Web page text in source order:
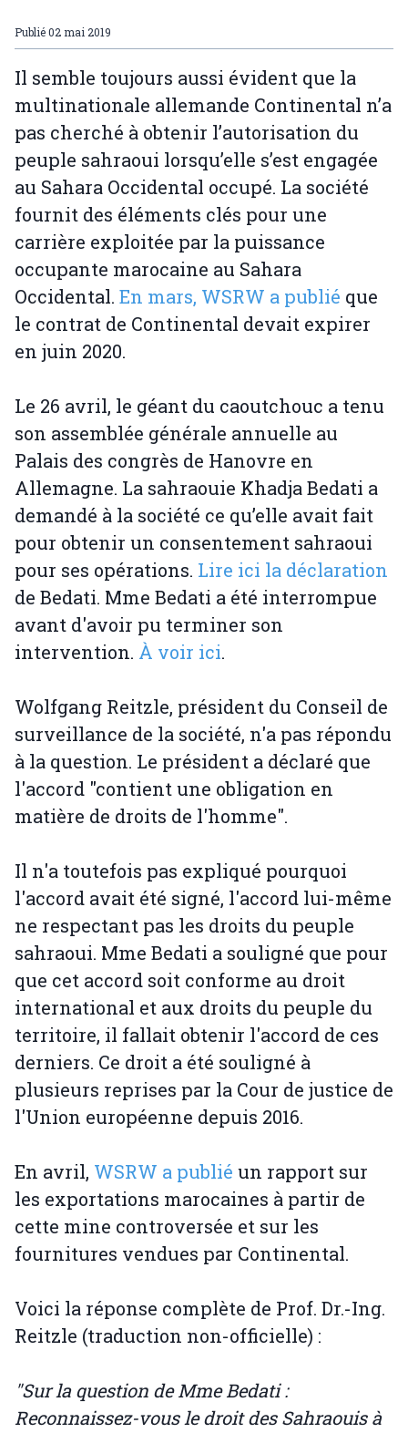
Publié02 mai 2019
Il semble toujours aussi évident que la
multinationale allemande Continental n’a
pas cherché à obtenir l’autorisation du
peuple sahraoui lorsqu’elle s’est engagée
au Sahara Occidental occupé. La société
fournit des éléments clés pour une
carrière exploitée par la puissance
occupante marocaine au Sahara
Occidental. En mars, WSRW a publié que
le contrat de Continental devait expirer
en juin 2020.
Le 26 avril, le géant du caoutchouc a tenu
son assemblée générale annuelle au
Palais des congrès de Hanovre en
Allemagne. La sahraouie Khadja Bedati a
demandé à la société ce qu’elle avait fait
pour obtenir un consentement sahraoui
pour ses opérations. Lire ici la déclaration
de Bedati. Mme Bedati a été interrompue
avant d'avoir pu terminer son
intervention. À voir ici.
Wolfgang Reitzle, président du Conseil de
surveillance de la société, n'a pas répondu
à la question. Le président a déclaré que
l'accord "contient une obligation en
matière de droits de l'homme".
Il n'a toutefois pas expliqué pourquoi
l'accord avait été signé, l'accord lui-même
ne respectant pas les droits du peuple
sahraoui. Mme Bedati a souligné que pour
que cet accord soit conforme au droit
international et aux droits du peuple du
territoire, il fallait obtenir l'accord de ces
derniers. Ce droit a été souligné à
plusieurs reprises par la Cour de justice de
l'Union européenne depuis 2016.
En avril, WSRW a publié un rapport sur
les exportations marocaines à partir de
cette mine controversée et sur les
fournitures vendues par Continental.
Voici la réponse complète de Prof. Dr.-Ing.
Reitzle (traduction non-officielle) :
"Sur la question de Mme Bedati :
Reconnaissez-vous le droit des Sahraouis à